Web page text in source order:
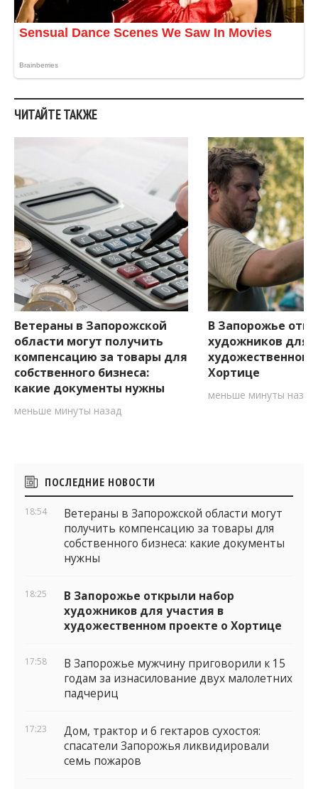
ЧИТАЙТЕ ТАКЖЕ
Ветераны в Запорожской
области могут получить
компенсацию за товары для
собственного бизнеса:
какие документы нужны
меньше минуты назад
В Запорожье
художников для
художественном
Хортице
меньше минуты назад
Боковые
виджеты
ПОСЛЕДНИЕ НОВОСТИ
18:54
Ветераны в Запорожской области могут
получить компенсацию за товары для
собственного бизнеса: какие документы
нужны
18:25
В Запорожье открыли набор
художников для участия в
художественном проекте о Хортице
17:58
В Запорожье мужчину приговорили к 15
годам за изнасилование двух малолетних
падчериц
17:23
Дом, трактор и 6 гектаров сухостоя:
спасатели Запорожья ликвидировали
семь пожаров